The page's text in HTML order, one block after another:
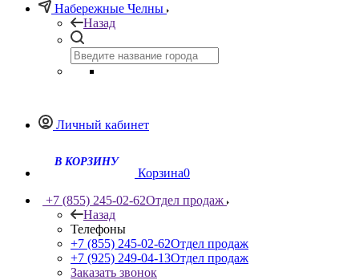
Набережные Челны
Назад
Личный кабинет
Корзина0
+7 (855) 245-02-62Отдел продаж
Назад
Телефоны
+7 (855) 245-02-62Отдел продаж
+7 (925) 249-04-13Отдел продаж
Заказать звонок